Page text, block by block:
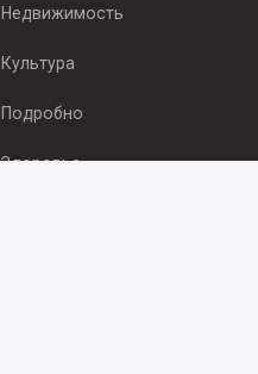
Недвижимость
Культура
Подробно
Здоровье